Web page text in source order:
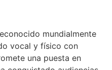
mundialmente
vocal y físico con
una puesta en